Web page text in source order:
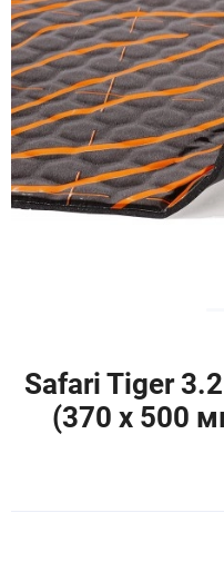
Safari Tiger
(370 х 500